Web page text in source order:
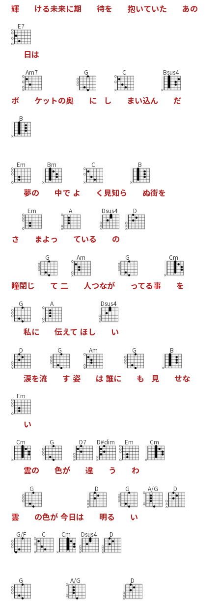
輝 ける未来に期 待を 抱いていた あの
E7
日は
ポ
Am7
ケッ トの奥
G
に し
C
まい込ん
Bsus4
だ
B
Em
夢の
Bm
中で よ
C
く 見知ら
B
ぬ街を
さ
Em
まよっ
A
ている
Dsus4
の
D
瞳閉じ
G
て 二
Am
人つなが
G
ってる事
Cm
を
G
私に
A
伝えて ほし
Dsus4
い
D
涙を流
G
す 姿
Am
は 誰に
G
も 見
B
せな
Em
い
Cm
雲の
G
色が
D7
違
D#dim
う
Em
わ
Cm
雲
G
の色が 今日は
D
明る
G
い
A/G D
G/F C Cm Dsus4 D
G A/G D